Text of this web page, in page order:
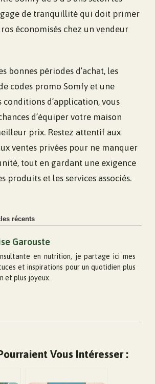
de tranquillité qui doit primer
économisés chez un vendeur
bonnes périodes d’achat, les
codes promo Somfy et une
conditions d’application, vous
d’équiper votre maison
prix. Restez attentif aux
ventes privées pour ne manquer
tout en gardant une exigence
produits et les services associés.
récents
Garouste
en nutrition, je partage ici mes
et inspirations pour un quotidien plus
et plus joyeux.
Vous Intéresser :